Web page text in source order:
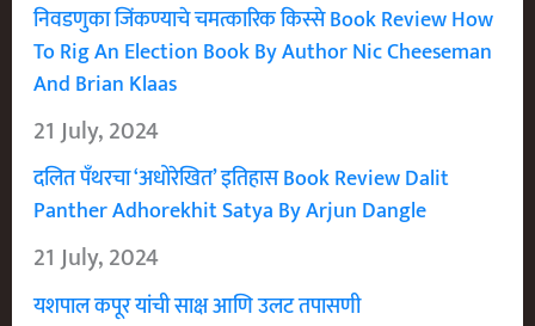
निवडणुका जिंकण्याचे चमत्कारिक किस्से Book Review How
To Rig An Election Book By Author Nic Cheeseman
And Brian Klaas
21 July, 2024
दलित पँथरचा ‘अधोरेखित’ इतिहास Book Review Dalit
Panther Adhorekhit Satya By Arjun Dangle
21 July, 2024
यशपाल कपूर यांची साक्ष आणि उलट तपासणी